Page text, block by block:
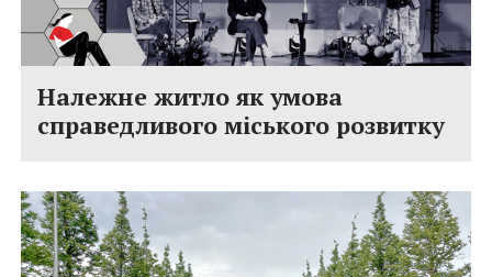
Належне житло як умова
справедливого міського розвитку